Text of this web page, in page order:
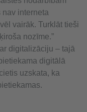
interneta
vairāk. Turklāt tieši
nozīme.”
digitalizāciju – tajā
digitālā
uzskata, ka